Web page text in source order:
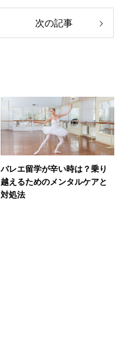
次の記事
バレエ留学が辛い時は？乗り
越えるためのメンタルケアと
対処法